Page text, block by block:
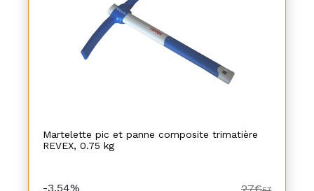
Martelette pic et panne composite trimatière
REVEX, 0.75 kg
-3,54%